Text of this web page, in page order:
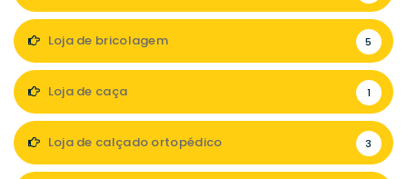
Loja de bricolagem 5
Loja de caça 1
Loja de calçado ortopédico 3